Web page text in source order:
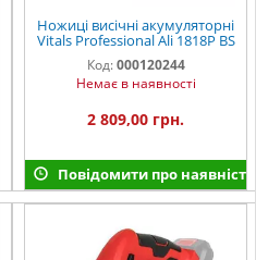
Ножиці висічні акумуляторні
Vitals Professional Ali 1818P BS
SmartLine
Код: 000120244
Немає в наявності
2 809,00 грн.
Повідомити про наявність